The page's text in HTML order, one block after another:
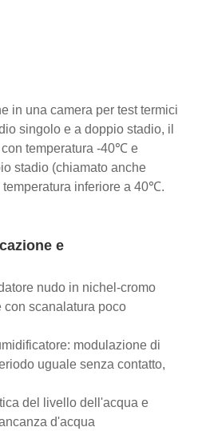
in una camera per test termici
singolo e a doppio stadio, il
temperatura -40℃ e
stadio (chiamato anche
temperatura inferiore a 40℃.
e
nudo in nichel-cromo
con scanalatura poco
modulazione di
uguale senza contatto,
del livello dell'acqua e
d'acqua